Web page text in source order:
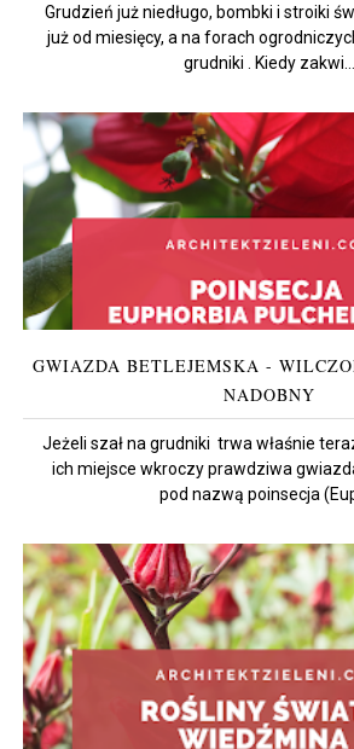
Grudzień już niedługo, bombki i stroiki
już od miesięcy, a na forach
grudniki . Kiedy zakwi...
GWIAZDA BETLEJEMSKA -
NADOBNY
Jeżeli szał na grudniki trwa właśnie
ich miejsce wkroczy prawdziwa
pod nazwą poinsecja